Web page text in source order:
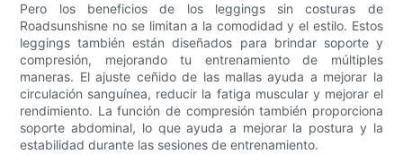
Pero los beneficios de los leggings sin costuras de
Roadsunshisne no se limitan a la comodidad y el estilo. Estos
leggings también están diseñados para brindar soporte y
compresión, mejorando tu entrenamiento de múltiples
maneras. El ajuste ceñido de las mallas ayuda a mejorar la
circulación sanguínea, reducir la fatiga muscular y mejorar el
rendimiento. La función de compresión también proporciona
soporte abdominal, lo que ayuda a mejorar la postura y la
estabilidad durante las sesiones de entrenamiento.